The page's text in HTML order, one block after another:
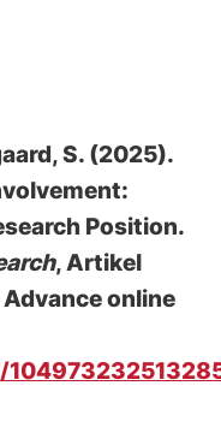
S. (2025).
Position.
, Artikel
online